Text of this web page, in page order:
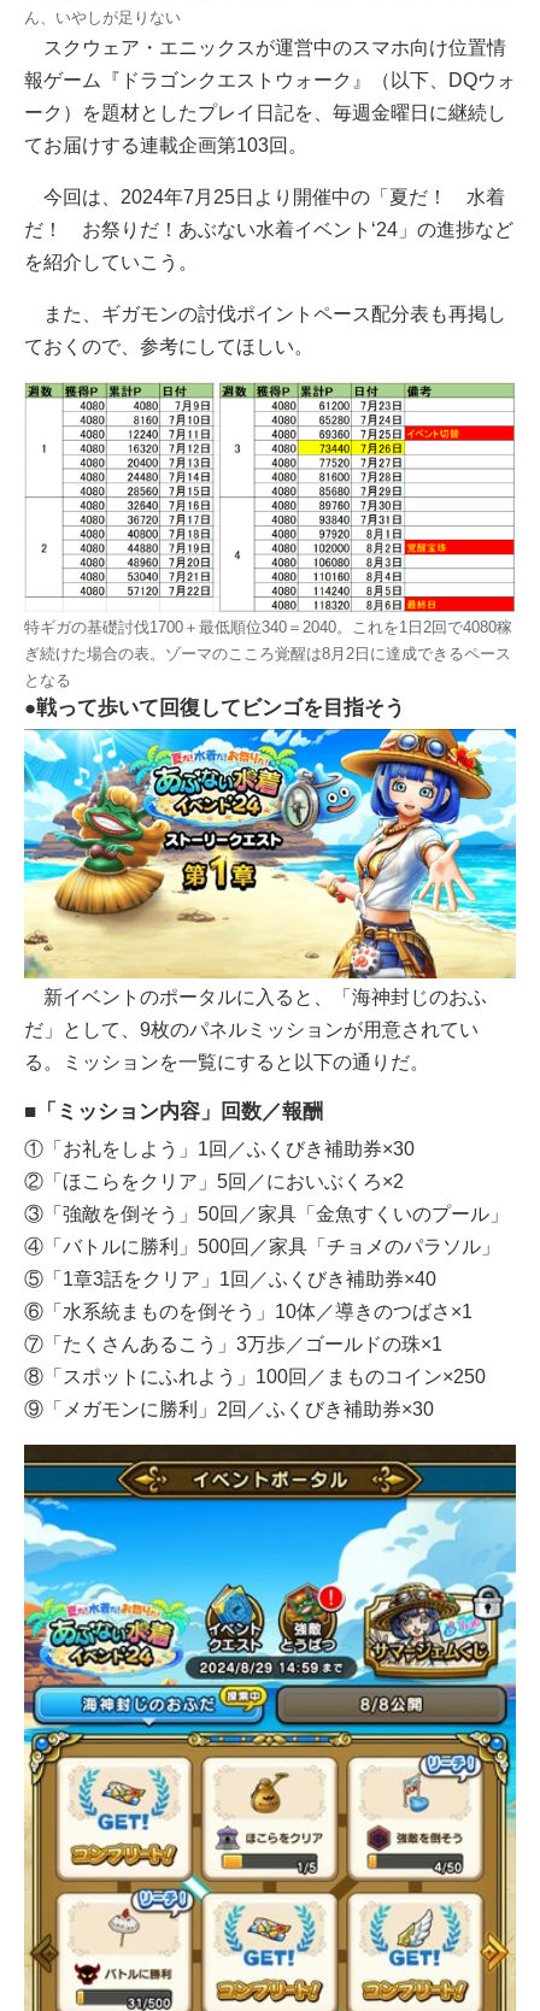
ん、いやしが足りない
スクウェア・エニックスが運営中のスマホ向け位置情
報ゲーム『ドラゴンクエストウォーク』（以下、DQウォ
ーク）を題材としたプレイ日記を、毎週金曜日に継続し
てお届けする連載企画第103回。
今回は、2024年7月25日より開催中の「夏だ！ 水着
だ！ お祭りだ！あぶない水着イベント‘24」の進捗など
を紹介していこう。
また、ギガモンの討伐ポイントペース配分表も再掲し
ておくので、参考にしてほしい。
特ギガの基礎討伐1700＋最低順位340＝2040。これを1日2回で4080稼
ぎ続けた場合の表。ゾーマのこころ覚醒は8月2日に達成できるペース
となる
●戦って歩いて回復してビンゴを目指そう
新イベントのポータルに入ると、「海神封じのおふ
だ」として、9枚のパネルミッションが用意されてい
る。ミッションを一覧にすると以下の通りだ。
■「ミッション内容」回数／報酬
①「お礼をしよう」1回／ふくびき補助券×30
②「ほこらをクリア」5回／においぶくろ×2
③「強敵を倒そう」50回／家具「金魚すくいのプール」
④「バトルに勝利」500回／家具「チョメのパラソル」
⑤「1章3話をクリア」1回／ふくびき補助券×40
⑥「水系統まものを倒そう」10体／導きのつばさ×1
⑦「たくさんあるこう」3万歩／ゴールドの珠×1
⑧「スポットにふれよう」100回／まものコイン×250
⑨「メガモンに勝利」2回／ふくびき補助券×30